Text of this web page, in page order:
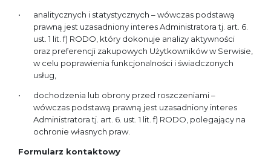
analitycznych i statystycznych – wówczas podstawą
prawną jest uzasadniony interes Administratora tj. art. 6.
ust. 1 lit. f) RODO, który dokonuje analizy aktywności
oraz preferencji zakupowych Użytkowników w Serwisie,
w celu poprawienia funkcjonalności i świadczonych
usług,
dochodzenia lub obrony przed roszczeniami –
wówczas podstawą prawną jest uzasadniony interes
Administratora tj. art. 6. ust. 1 lit. f) RODO, polegający na
ochronie własnych praw.
Formularz kontaktowy